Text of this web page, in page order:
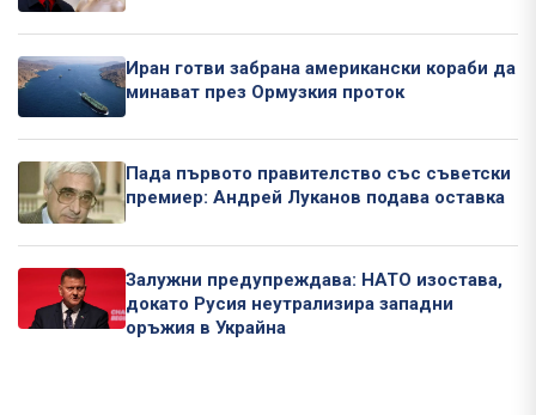
Иран готви забрана американски кораби да
минават през Ормузкия проток
Пада първото правителство със съветски
премиер: Андрей Луканов подава оставка
Залужни предупреждава: НАТО изостава,
докато Русия неутрализира западни
оръжия в Украйна